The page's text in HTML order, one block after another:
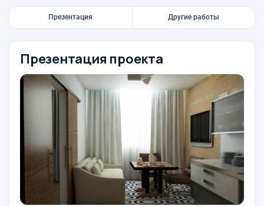
Презентация Другие работы
Презентация проекта